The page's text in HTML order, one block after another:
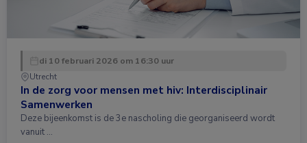
di 10 februari 2026 om 16:30 uur
Utrecht
In de zorg voor mensen met hiv: Interdisciplinair
Samenwerken
Deze bijeenkomst is de 3e nascholing die georganiseerd wordt
vanuit …